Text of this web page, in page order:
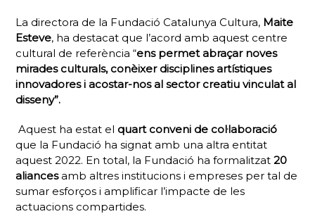
La directora de la Fundació Catalunya Cultura, Maite
Esteve, ha destacat que l’acord amb aquest centre
cultural de referència “ens permet abraçar noves
mirades culturals, conèixer disciplines artístiques
innovadores i acostar-nos al sector creatiu vinculat al
disseny”.
Aquest ha estat el quart conveni de col·laboració
que la Fundació ha signat amb una altra entitat
aquest 2022. En total, la Fundació ha formalitzat20
aliancesamb altres institucions i empreses per tal de
sumar esforços i amplificar l’impacte de les
actuacions compartides.